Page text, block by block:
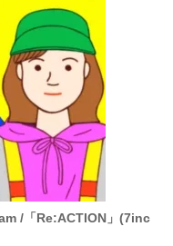
/「Re:ACTION」(7inc